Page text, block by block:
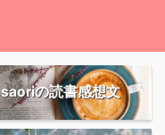
saoriの読書感想文